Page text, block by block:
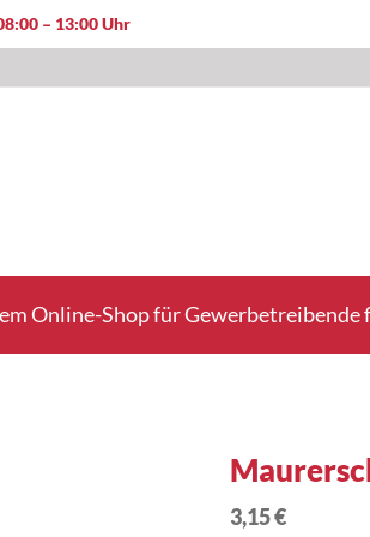
– 13:00 Uhr
Online-Shop für
3,15 €